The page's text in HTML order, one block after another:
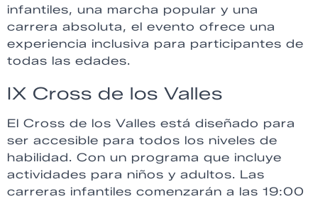
infantiles, una marcha popular y una
carrera absoluta, el evento ofrece una
experiencia inclusiva para participantes de
todas las edades.
IX Cross de los Valles
El Cross de los Valles está diseñado para
ser accesible para todos los niveles de
habilidad. Con un programa que incluye
actividades para niños y adultos. Las
carreras infantiles comenzarán a las 19:00